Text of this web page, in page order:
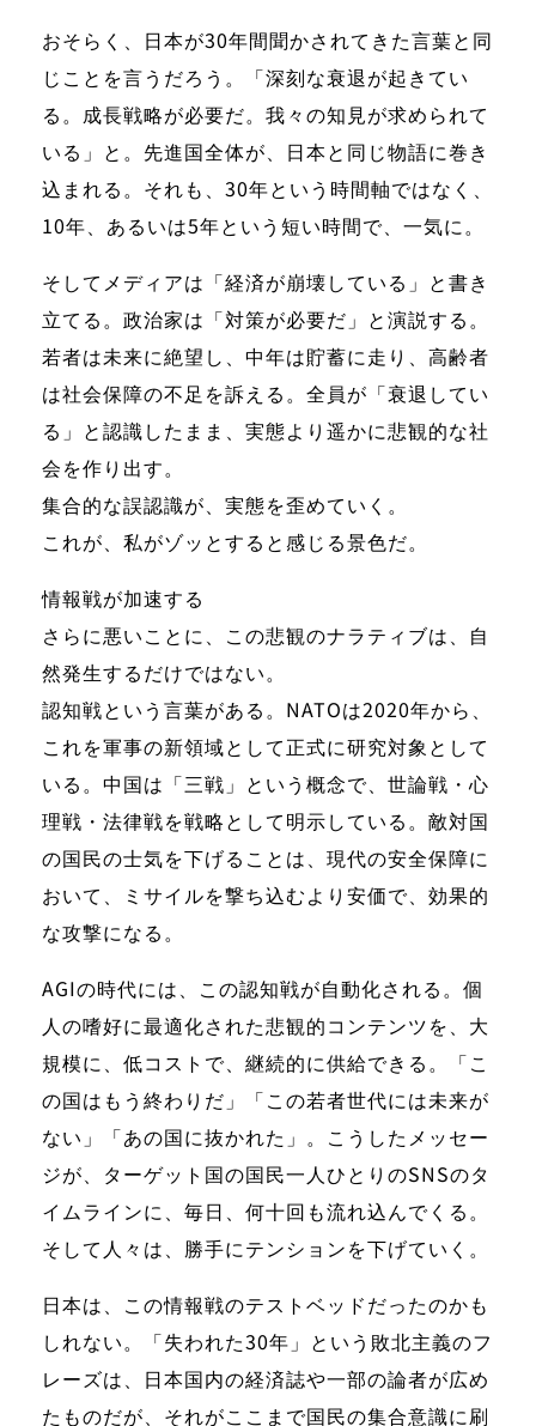
おそらく、日本が30年間聞かされてきた言葉と同
じことを言うだろう。「深刻な衰退が起きてい
る。成長戦略が必要だ。我々の知見が求められて
いる」と。先進国全体が、日本と同じ物語に巻き
込まれる。それも、30年という時間軸ではなく、
10年、あるいは5年という短い時間で、一気に。
そしてメディアは「経済が崩壊している」と書き
立てる。政治家は「対策が必要だ」と演説する。
若者は未来に絶望し、中年は貯蓄に走り、高齢者
は社会保障の不足を訴える。全員が「衰退してい
る」と認識したまま、実態より遥かに悲観的な社
会を作り出す。
集合的な誤認識が、実態を歪めていく。
これが、私がゾッとすると感じる景色だ。
情報戦が加速する
さらに悪いことに、この悲観のナラティブは、自
然発生するだけではない。
認知戦という言葉がある。NATOは2020年から、
これを軍事の新領域として正式に研究対象として
いる。中国は「三戦」という概念で、世論戦・心
理戦・法律戦を戦略として明示している。敵対国
の国民の士気を下げることは、現代の安全保障に
おいて、ミサイルを撃ち込むより安価で、効果的
な攻撃になる。
AGIの時代には、この認知戦が自動化される。個
人の嗜好に最適化された悲観的コンテンツを、大
規模に、低コストで、継続的に供給できる。「こ
の国はもう終わりだ」「この若者世代には未来が
ない」「あの国に抜かれた」。こうしたメッセー
ジが、ターゲット国の国民一人ひとりのSNSのタ
イムラインに、毎日、何十回も流れ込んでくる。
そして人々は、勝手にテンションを下げていく。
日本は、この情報戦のテストベッドだったのかも
しれない。「失われた30年」という敗北主義のフ
レーズは、日本国内の経済誌や一部の論者が広め
たものだが、それがここまで国民の集合意識に刷